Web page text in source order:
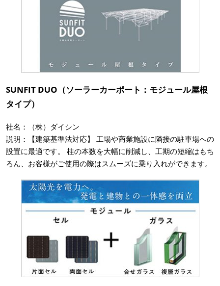
SUNFIT DUO（ソーラーカーポート：モジュール屋根
タイプ）
社名：（株）ダイシン
説明：【建築基準法対応】 工場や商業施設に隣接の駐車場への
設置に最適です。 柱の本数を大幅に削減し、工期の短縮はもち
ろん、お客様がご使用の際はスムーズに乗り入れができます。